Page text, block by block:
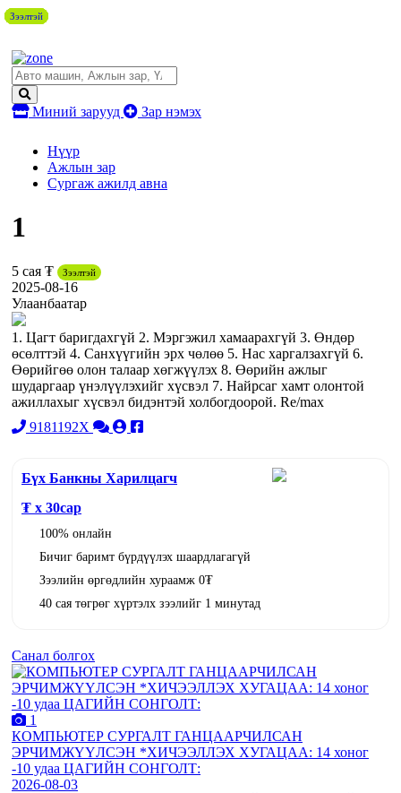
Миний зарууд Зар нэмэх
Нүүр
Ажлын зар
Сургаж ажилд авна
1
5 сая ₮ Зээлтэй
2025-08-16
Улаанбаатар
1. Цагт баригдахгүй 2. Мэргэжил хамаарахгүй 3. Өндөр
өсөлттэй 4. Санхүүгийн эрх чөлөө 5. Нас харгалзахгүй 6.
Өөрийгөө олон талаар хөгжүүлэх 8. Өөрийн ажлыг
шударгаар үнэлүүлэхийг хүсвэл 7. Найрсаг хамт олонтой
ажиллахыг хүсвэл бидэнтэй холбогдоорой. Re/max
9181192X
Бүх Банкны Харилцагч
₮ x 30сар
100% онлайн
Бичиг баримт бүрдүүлэх шаардлагагүй
Зээлийн өргөдлийн хураамж 0₮
40 сая төгрөг хүртэлх зээлийг 1 минутад
Санал болгох
1
КОМПЬЮТЕР СУРГАЛТ ГАНЦААРЧИЛСАН
ЭРЧИМЖҮҮЛСЭН *ХИЧЭЭЛЛЭХ ХУГАЦАА: 14 хоног
-10 удаа ЦАГИЙН СОНГОЛТ:
2026-08-03
Зээлтэй
Зээлтэй
Зээлтэй
Зээлтэй
Зээлтэй
Зээлтэй
Зээлтэй
Зээлтэй